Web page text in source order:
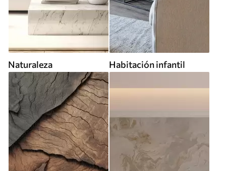
Naturaleza Habitación infantil